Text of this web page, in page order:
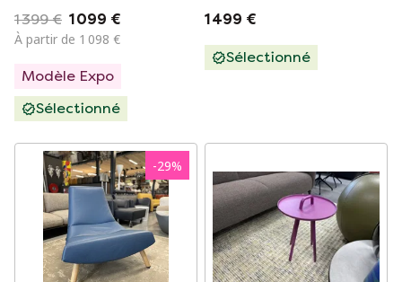
rubis
1 399 € 1 099 €
À partir de 1 098 €
Modèle Expo
Sélectionné
Rancho
1 499 €
Sélectionné
-29%